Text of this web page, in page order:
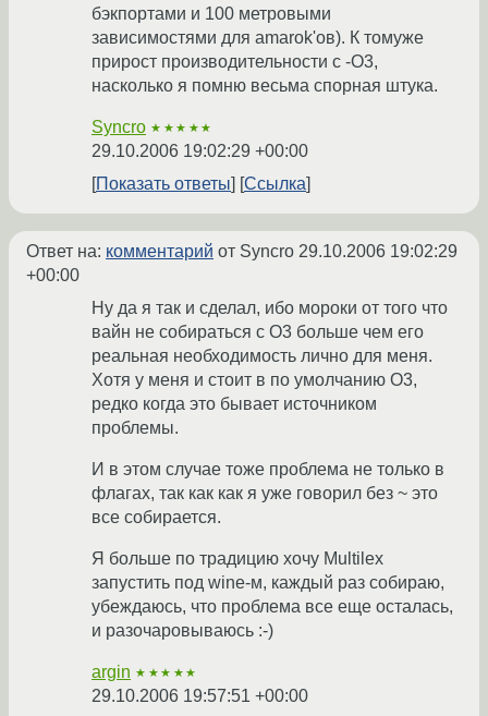
бэкпортами и 100 метровыми
зависимостями для amarok'ов). К томуже
прирост производительности с -O3,
насколько я помню весьма спорная штука.
Syncro ★★★★★
29.10.2006 19:02:29 +00:00
Показать ответы
Ссылка
Ответ на: комментарий от Syncro 29.10.2006 19:02:29
+00:00
Ну да я так и сделал, ибо мороки от того что
вайн не собираться с О3 больше чем его
реальная необходимость лично для меня.
Хотя у меня и стоит в по умолчанию О3,
редко когда это бывает источником
проблемы.
И в этом случае тоже проблема не только в
флагах, так как как я уже говорил без ~ это
все собирается.
Я больше по традицию хочу Multilex
запустить под wine-м, каждый раз собираю,
убеждаюсь, что проблема все еще осталась,
и разочаровываюсь :-)
argin ★★★★★
29.10.2006 19:57:51 +00:00